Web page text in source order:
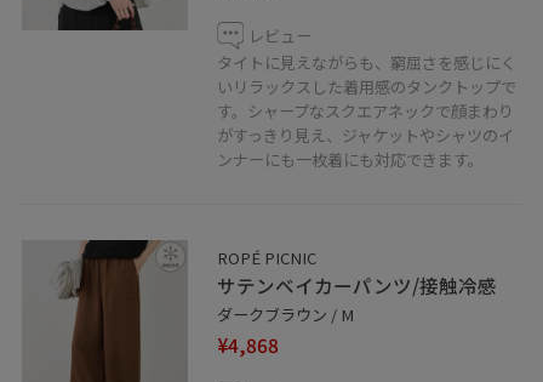
レビュー
タイトに見えながらも、窮屈さを感じにく
いリラックスした着用感のタンクトップで
す。シャープなスクエアネックで顔まわり
がすっきり見え、ジャケットやシャツのイ
ンナーにも一枚着にも対応できます。
ROPÉ PICNIC
サテンベイカーパンツ/接触冷感
ダークブラウン / M
¥4,868